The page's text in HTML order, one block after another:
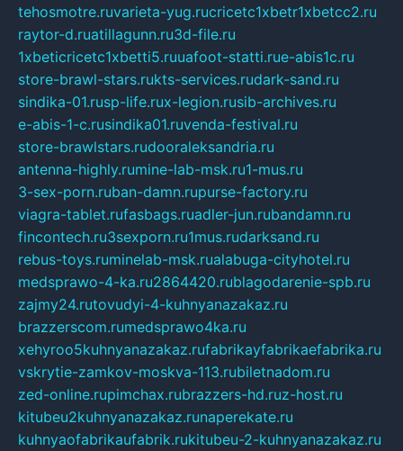
tehosmotre.ruvarieta-yug.rucricetc1xbetr1xbetcc2.ru
raytor-d.ruatillagunn.ru3d-file.ru
1xbeticricetc1xbetti5.ruuafoot-statti.rue-abis1c.ru
store-brawl-stars.rukts-services.rudark-sand.ru
sindika-01.rusp-life.rux-legion.rusib-archives.ru
e-abis-1-c.rusindika01.ruvenda-festival.ru
store-brawlstars.rudooraleksandria.ru
antenna-highly.rumine-lab-msk.ru1-mus.ru
3-sex-porn.ruban-damn.rupurse-factory.ru
viagra-tablet.rufasbags.ruadler-jun.rubandamn.ru
fincontech.ru3sexporn.ru1mus.rudarksand.ru
rebus-toys.ruminelab-msk.rualabuga-cityhotel.ru
medsprawo-4-ka.ru2864420.rublagodarenie-spb.ru
zajmy24.rutovudyi-4-kuhnyanazakaz.ru
brazzerscom.rumedsprawo4ka.ru
xehyroo5kuhnyanazakaz.rufabrikayfabrikaefabrika.ru
vskrytie-zamkov-moskva-113.rubiletnadom.ru
zed-online.rupimchax.rubrazzers-hd.ruz-host.ru
kitubeu2kuhnyanazakaz.runaperekate.ru
kuhnyaofabrikaufabrik.rukitubeu-2-kuhnyanazakaz.ru